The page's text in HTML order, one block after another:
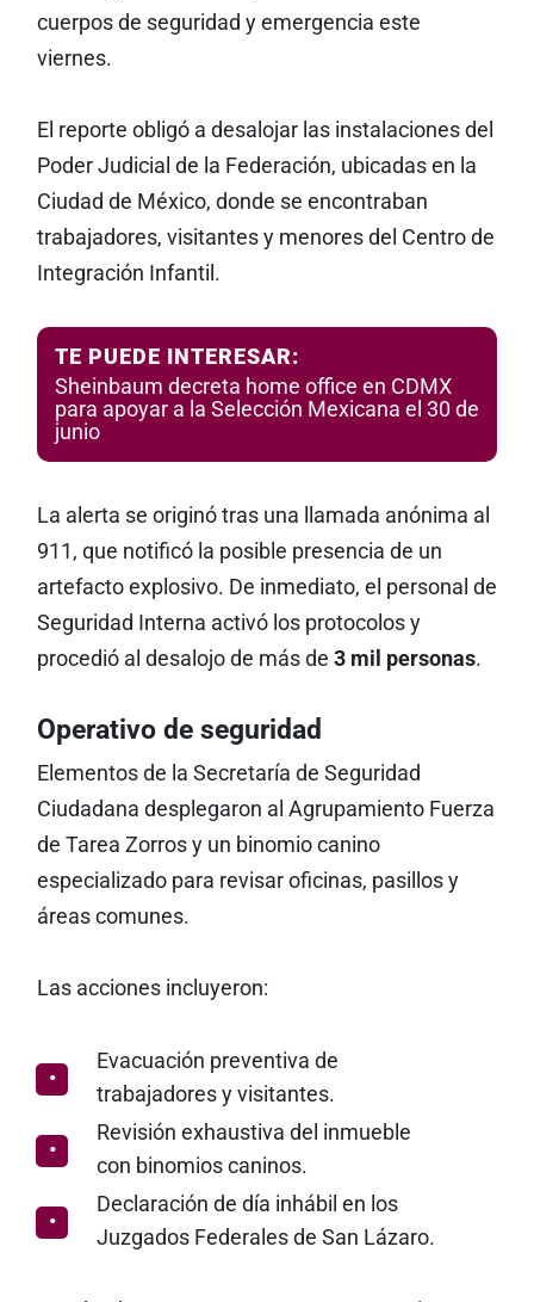
cuerpos de seguridad y emergencia este
viernes.
El reporte obligó a desalojar las instalaciones del
Poder Judicial de la Federación, ubicadas en la
Ciudad de México, donde se encontraban
trabajadores, visitantes y menores del Centro de
Integración Infantil.
TE PUEDE INTERESAR:
Sheinbaum decreta home office en CDMX
para apoyar a la Selección Mexicana el 30 de
junio
La alerta se originó tras una llamada anónima al
911, que notificó la posible presencia de un
artefacto explosivo. De inmediato, el personal de
Seguridad Interna activó los protocolos y
procedió al desalojo de más de 3 mil personas.
Operativo de seguridad
Elementos de la Secretaría de Seguridad
Ciudadana desplegaron al Agrupamiento Fuerza
de Tarea Zorros y un binomio canino
especializado para revisar oficinas, pasillos y
áreas comunes.
Las acciones incluyeron:
Evacuación preventiva de
trabajadores y visitantes.
Revisión exhaustiva del inmueble
con binomios caninos.
Declaración de día inhábil en los
Juzgados Federales de San Lázaro.